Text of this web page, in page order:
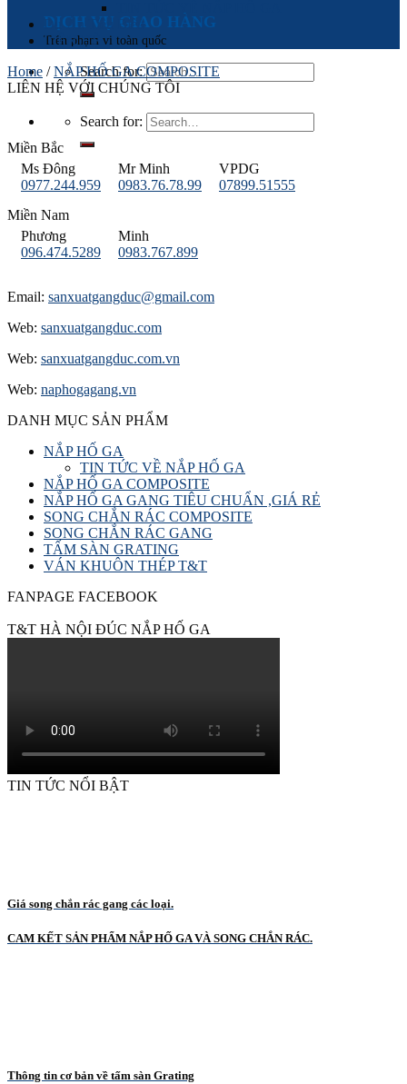
DỊCH VỤ GIAO HÀNG
Trên phạm vi toàn quốc
Search for:
Search for:
Dự Án Tiêu Biểu
LIÊN HỆ
Home / NẮP HỐ GA COMPOSITE
LIÊN HỆ VỚI CHÚNG TÔI
Miền Bắc
Ms Đông
0977.244.959
Mr Minh
0983.76.78.99
VPDG
07899.51555
Miền Nam
Phương
096.474.5289
Minh
0983.767.899
Email: sanxuatgangduc@gmail.com
Web: sanxuatgangduc.com
Web: sanxuatgangduc.com.vn
Web: naphogagang.vn
DANH MỤC SẢN PHẨM
NẮP HỐ GA
TIN TỨC VỀ NẮP HỐ GA
NẮP HỐ GA COMPOSITE
NẮP HỐ GA GANG TIÊU CHUẨN ,GIÁ RẺ
SONG CHẮN RÁC COMPOSITE
SONG CHẮN RÁC GANG
TẤM SÀN GRATING
VÁN KHUÔN THÉP T&T
FANPAGE FACEBOOK
T&T HÀ NỘI ĐÚC NẮP HỐ GA
TIN TỨC NỔI BẬT
Giá song chắn rác gang các loại.
CAM KẾT SẢN PHẨM NẮP HỐ GA VÀ SONG CHẮN RÁC.
Thông tin cơ bản về tấm sàn Grating